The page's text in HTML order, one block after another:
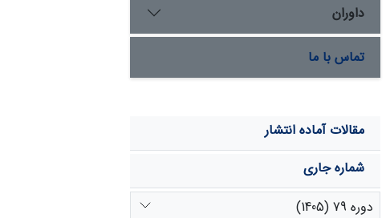
داوران
تماس با ما
مقالات آماده انتشار
شماره جاری
دوره 79 (1405)